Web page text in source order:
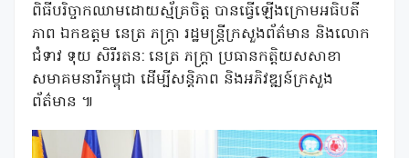
ពិធីបរិច្ចាកឈាមដោយស្ម័គ្រចិត្ត បានធ្វើឡើងក្រោមអធិបតី
ភាព ឯកឧត្តម នេត្រ ភក្ត្រា រដ្ឋមន្ត្រីក្រសួងព័ត៌មាន និងលោក
ជំទាវ ទុយ សិរីរតន: នេត្រ ភក្រ្តា ប្រធានកត្តិយសសាខា
សមាគមនារីកម្ពុជា ដើម្បីសន្តិភាព និងអភិវឌ្ឍន៍ក្រសួង
ព័ត៌មាន ៕